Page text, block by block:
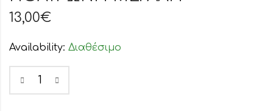
13,00€
Availability: Διαθέσιμο